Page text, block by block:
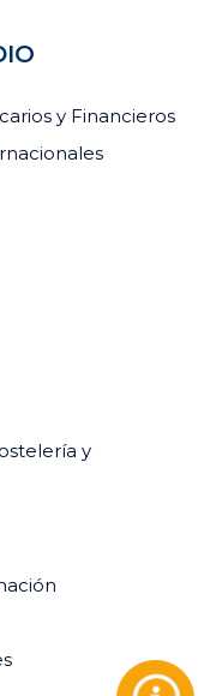
y Financieros
y